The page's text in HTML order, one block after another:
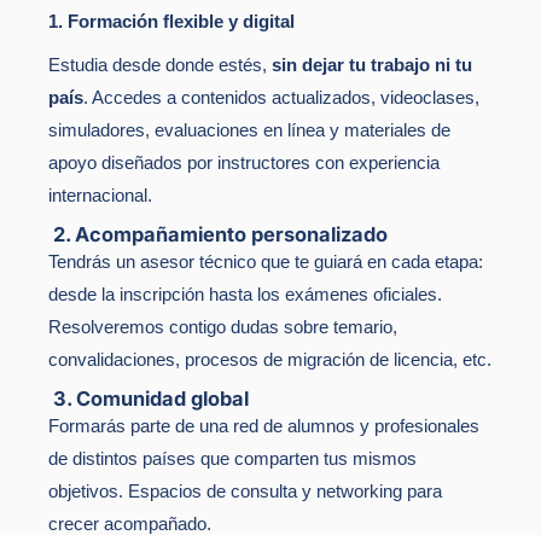
1. Formación flexible y digital
Estudia desde donde estés, sin dejar tu trabajo ni tu
país. Accedes a contenidos actualizados, videoclases,
simuladores, evaluaciones en línea y materiales de
apoyo diseñados por instructores con experiencia
internacional.
2. Acompañamiento personalizado
Tendrás un asesor técnico que te guiará en cada etapa:
desde la inscripción hasta los exámenes oficiales.
Resolveremos contigo dudas sobre temario,
convalidaciones, procesos de migración de licencia, etc.
3. Comunidad global
Formarás parte de una red de alumnos y profesionales
de distintos países que comparten tus mismos
objetivos. Espacios de consulta y networking para
crecer acompañado.